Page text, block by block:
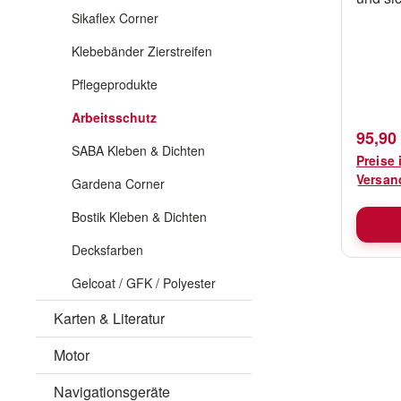
Sikaflex Corner
Klebebänder Zierstreifen
Pflegeprodukte
Arbeitsschutz
SABA Kleben & Dichten
Gardena Corner
Bostik Kleben & Dichten
Decksfarben
Gelcoat / GFK / Polyester
Karten & Literatur
Motor
Navigationsgeräte
Verpackung.
Lacksiebe
100
95,90
Preise